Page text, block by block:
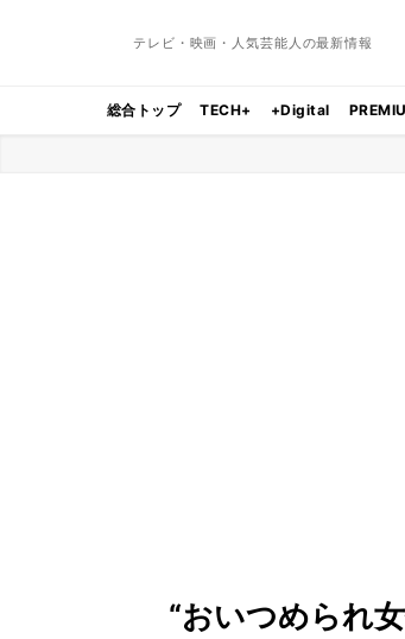
テレビ・映画・人気芸能人の最新情報
総合トップ TECH+ +Digital
“おいつめられ